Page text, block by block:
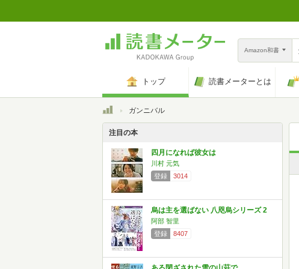
Amazon和書
トップ 読書メーターとは
トップガンニバル
注目の本
四月になれば彼女は
川村 元気
登録
3014
烏は主を選ばない 八咫烏シリーズ 2
阿部 智里
登録
8407